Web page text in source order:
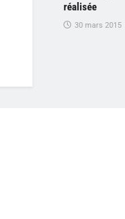
réalisée
30 mars 2015